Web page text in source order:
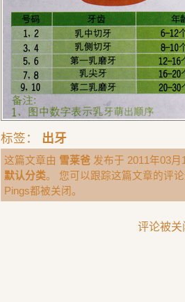
标签： 出牙
这篇文章由 雪莱爸 发布于 2011年03
默认分类。 您可以跟踪这篇文章的评
Pings都被关闭。
评论被关